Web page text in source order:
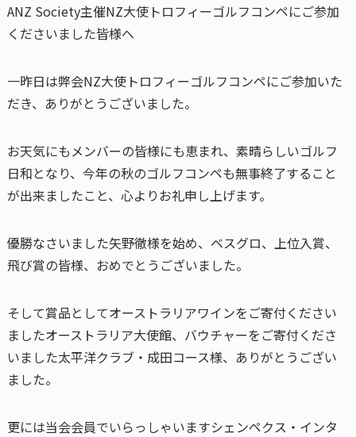
ANZ Society主催NZ大使トロフィーゴルフコンペにご参加
くださいました皆様へ
一昨日は弊会NZ大使トロフィーゴルフコンペにご参加いた
だき、ありがとうございました。
お天気にもメンバーの皆様にも恵まれ、素晴らしいゴルフ
日和となり、今年の秋のゴルフコンペも無事終了すること
が出来ましたこと、心よりお礼申し上げます。
優勝なさいました矢野徹様を始め、ベスグロ、上位入賞、
飛び賞の皆様、おめでとうございました。
そして賞品としてオーストラリアワインをご寄付ください
ましたオーストラリア大使館、バウチャーをご寄付くださ
いました太平洋クラブ・成田コース様、ありがとうござい
ました。
更には当会会員でいらっしゃいますシェンペクス・インタ